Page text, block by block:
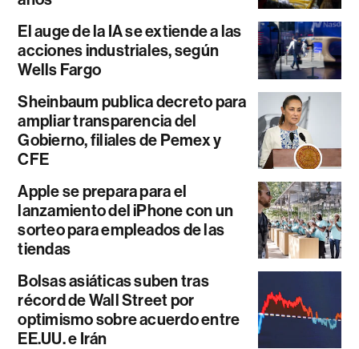
El auge de la IA se extiende a las
acciones industriales, según
Wells Fargo
Sheinbaum publica decreto para
ampliar transparencia del
Gobierno, filiales de Pemex y
CFE
Apple se prepara para el
lanzamiento del iPhone con un
sorteo para empleados de las
tiendas
Bolsas asiáticas suben tras
récord de Wall Street por
optimismo sobre acuerdo entre
EE.UU. e Irán